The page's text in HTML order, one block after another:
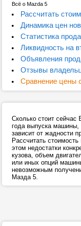
Всё о Mazda 5
Рассчитать
Динамика цен
Статистика
Ликвидность на
Объявления
Отзывы
Сравнение цены
Сколько стоит сейчас
года выпуска машины,
зависит от жадности
Рассчитать
этом недостатки
кузова, объем
или иных опций
невозможным
Мазда 5.